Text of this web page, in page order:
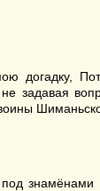
догадку,
задавая